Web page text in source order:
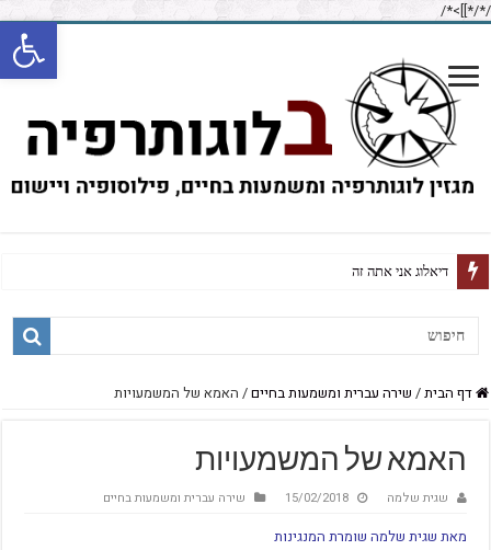
/*
/*]]>*/
על חזרה זכירה וקיום
דף הבית/ שירה עברית ומשמעות בחיים/ האמא של המשמעויות
האמא של המשמעויות
שגית שלמה 15/02/2018 שירה עברית ומשמעות בחיים
מאת שגית שלמה שומרת המנגינות